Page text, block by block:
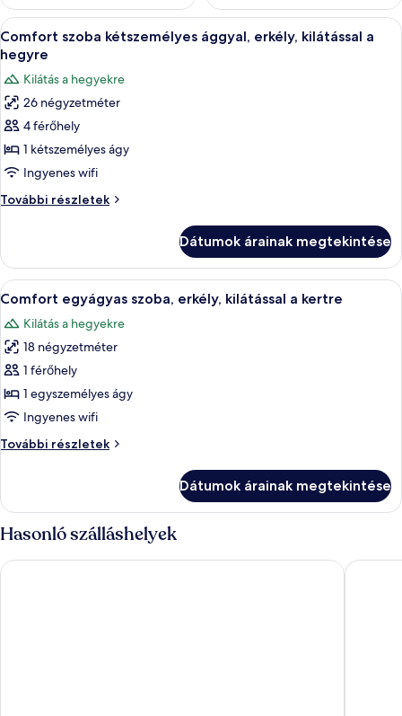
A
következő
szoba
összes
képének
megtekintése:
Comfort
szoba
kétszemélyes
ággyal,
kilátással
a
hegyre
Egy szállodai szoba, amelyben
4
Comfort szoba kétszemélyes ággyal, erkély, kilátással a
hegyre
Kilátás a hegyekre
26 négyzetméter
4 férőhely
1 kétszemélyes ágy
Ingyenes wifi
További részletek
Comfort
erkély,
kilátással
a
további
részletei
Dátumok árainak megtekintése
A
következő
szoba
összes
képének
megtekintése:
Comfort
szoba,
a
kertre
Egy szállodai szoba, amelyben
4
Comfort egyágyas szoba, erkély, kilátással a kertre
Kilátás a hegyekre
18 négyzetméter
1 férőhely
1 egyszemélyes ágy
Ingyenes wifi
További részletek
Comfort
kilátással
kertre
részletei
Dátumok árainak megtekintése
Hasonló szálláshelyek
Schwarzer Adler Hotel